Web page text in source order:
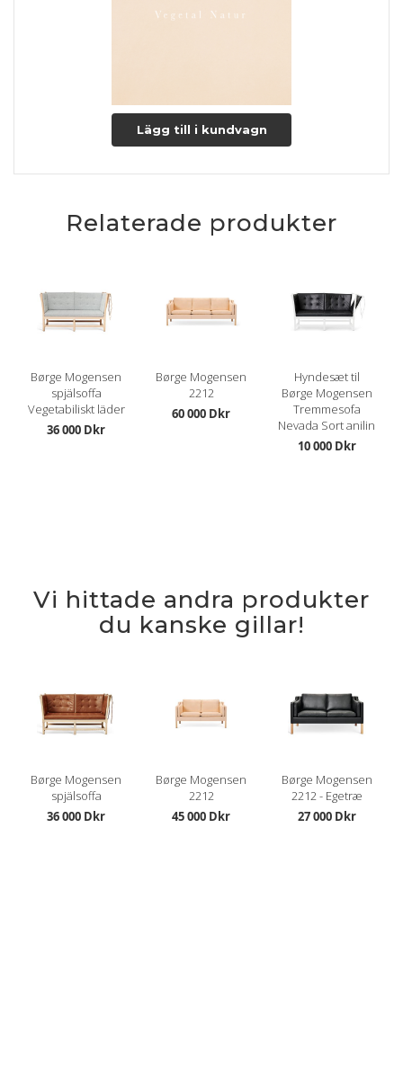
Lägg till i kundvagn
Relaterade produkter
Børge Mogensen
spjälsoffa
Vegetabiliskt läder
36 000 Dkr
Børge Mogensen
2212
60 000 Dkr
Hyndesæt til
Børge Mogensen
Tremmesofa
Nevada Sort anilin
10 000 Dkr
Vi hittade andra produkter
du kanske gillar!
Børge Mogensen
spjälsoffa
36 000 Dkr
Børge Mogensen
2212
45 000 Dkr
Børge Mogensen
2212 - Egetræ
27 000 Dkr